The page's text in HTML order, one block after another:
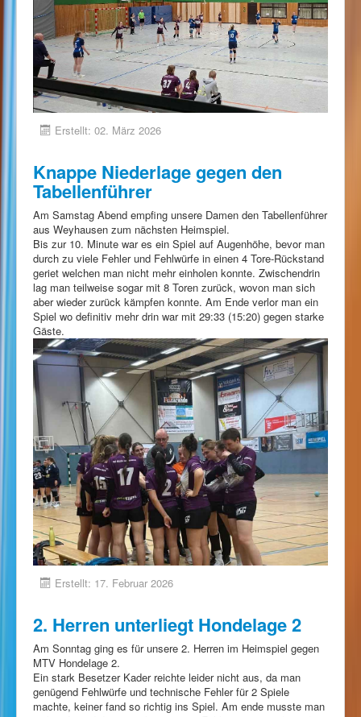
Erstellt: 02. März 2026
Knappe Niederlage gegen den
Tabellenführer
Am Samstag Abend empfing unsere Damen den Tabellenführer
aus Weyhausen zum nächsten Heimspiel.
Bis zur 10. Minute war es ein Spiel auf Augenhöhe, bevor man
durch zu viele Fehler und Fehlwürfe in einen 4 Tore-Rückstand
geriet welchen man nicht mehr einholen konnte. Zwischendrin
lag man teilweise sogar mit 8 Toren zurück, wovon man sich
aber wieder zurück kämpfen konnte. Am Ende verlor man ein
Spiel wo definitiv mehr drin war mit 29:33 (15:20) gegen starke
Gäste.
Erstellt: 17. Februar 2026
2. Herren unterliegt Hondelage 2
Am Sonntag ging es für unsere 2. Herren im Heimspiel gegen
MTV Hondelage 2.
Ein stark Besetzer Kader reichte leider nicht aus, da man
genügend Fehlwürfe und technische Fehler für 2 Spiele
machte, keiner fand so richtig ins Spiel. Am ende musste man